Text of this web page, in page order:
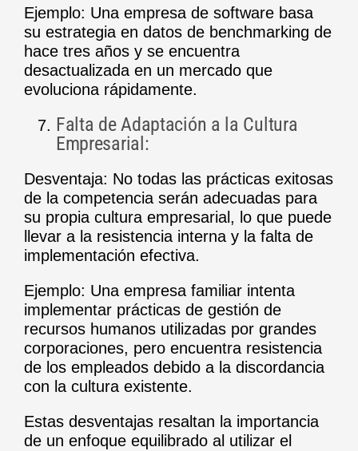
Ejemplo: Una empresa de software basa
su estrategia en datos de benchmarking de
hace tres años y se encuentra
desactualizada en un mercado que
evoluciona rápidamente.
Falta de Adaptación a la Cultura
Empresarial:
Desventaja: No todas las prácticas exitosas
de la competencia serán adecuadas para
su propia cultura empresarial, lo que puede
llevar a la resistencia interna y la falta de
implementación efectiva.
Ejemplo: Una empresa familiar intenta
implementar prácticas de gestión de
recursos humanos utilizadas por grandes
corporaciones, pero encuentra resistencia
de los empleados debido a la discordancia
con la cultura existente.
Estas desventajas resaltan la importancia
de un enfoque equilibrado al utilizar el